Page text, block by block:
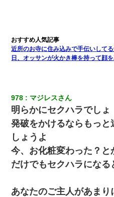
近所のお寺に住み込みで手伝いして
日、オッサンが火かき棒を持って顔
978 マジレスさん
明らかにセクハラでしょ
発破をかけるならもっ
しょうよ
今、お化粧変わった？と
だけでもセクハラになる
あなたのご主人があま